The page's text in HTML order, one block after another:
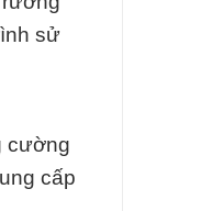
sử
cường
cấp